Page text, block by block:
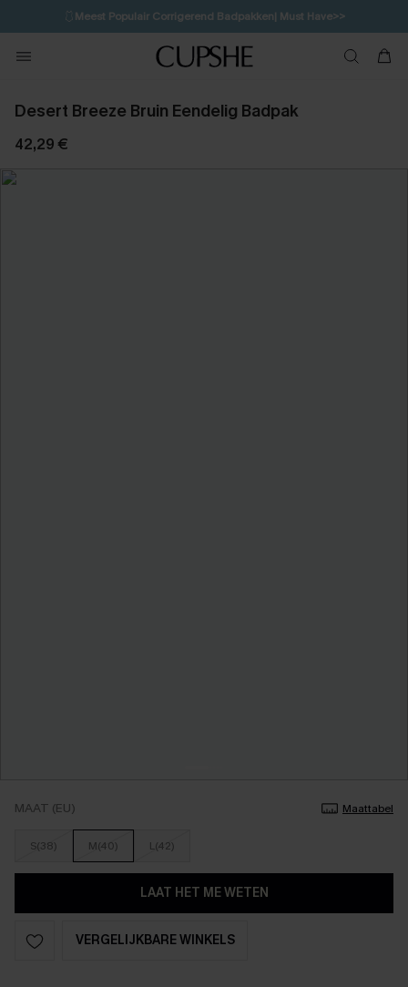
🩱Meest Populair Corrigerend Badpakken| Must Have>>
💌Abonneer je & ontvang tot 15% korting>>
Koop 3, krijg 15% korting | CODE: SW15 10H:17M:39S
Desert Breeze Bruin Eendelig Badpak
42,29 €
MAAT (EU) Maattabel
S(38) M(40) L(42)
LAAT HET ME WETEN
VERGELIJKBARE WINKELS